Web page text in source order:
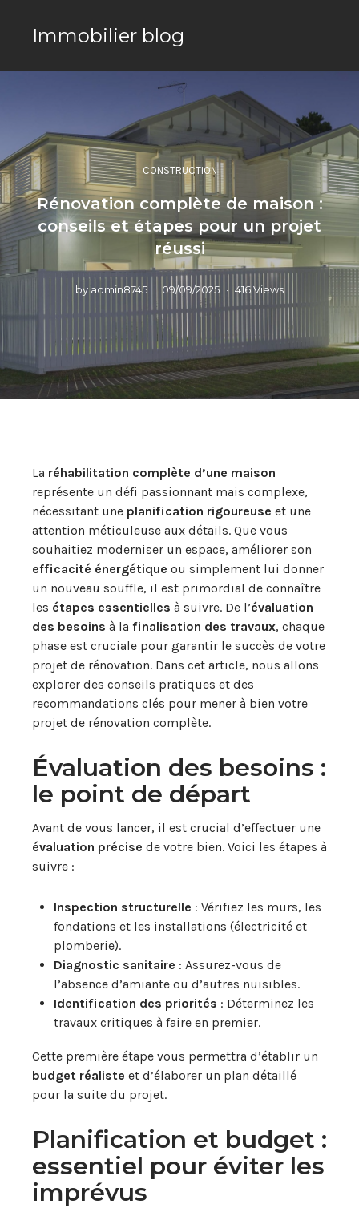
Immobilier blog
CONSTRUCTION
Rénovation complète de maison :
conseils et étapes pour un projet
réussi
by admin8745 09/09/2025 416 Views
La réhabilitation complète d’une maison
représente un défi passionnant mais complexe,
nécessitant une planification rigoureuse et une
attention méticuleuse aux détails. Que vous
souhaitiez moderniser un espace, améliorer son
efficacité énergétique ou simplement lui donner
un nouveau souffle, il est primordial de connaître
les étapes essentielles à suivre. De l’évaluation
des besoins à la finalisation des travaux, chaque
phase est cruciale pour garantir le succès de votre
projet de rénovation. Dans cet article, nous allons
explorer des conseils pratiques et des
recommandations clés pour mener à bien votre
projet de rénovation complète.
Évaluation des besoins :
le point de départ
Avant de vous lancer, il est crucial d’effectuer une
évaluation précise de votre bien. Voici les étapes à
suivre :
Inspection structurelle : Vérifiez les murs, les
fondations et les installations (électricité et
plomberie).
Diagnostic sanitaire : Assurez-vous de
l’absence d’amiante ou d’autres nuisibles.
Identification des priorités : Déterminez les
travaux critiques à faire en premier.
Cette première étape vous permettra d’établir un
budget réaliste et d’élaborer un plan détaillé
pour la suite du projet.
Planification et budget :
essentiel pour éviter les
imprévus